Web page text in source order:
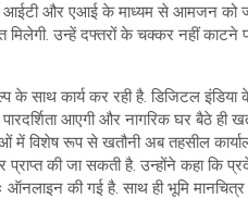
आईटी और एआई के माध्यम से आमजन को
मिलेगी. उन्हें दफ्तरों के चक्कर नहीं
साथ कार्य कर रही है. डिजिटल
आएगी और नागरिक घर बैठे ही
में विशेष रूप से खतौनी अब तहसील
की जा सकती है. उन्होंने कहा कि
ऑनलाइन की गई है. साथ ही भूमि